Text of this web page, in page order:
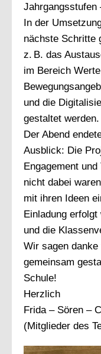
Jahrgangsstufen
In der
nächste Schritte
z. B. das
im Bereich
und die
gestaltet werden.
Der Abend
Ausblick: Die
Engagement
nicht dabei
mit ihren Ideen
Einladung
und die
Wir sagen
gemeinsam
Schule!
Herzlich
Frida – Sören –
(Mitglieder des